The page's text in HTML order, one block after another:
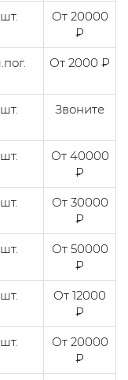
шт.
От 20000
₽
От 2000 ₽
шт. Звоните
шт.
От 40000
₽
шт.
От 30000
₽
шт.
От 50000
₽
шт.
От 12000
₽
шт.
От 20000
₽